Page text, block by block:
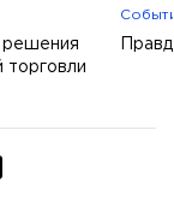
торговли